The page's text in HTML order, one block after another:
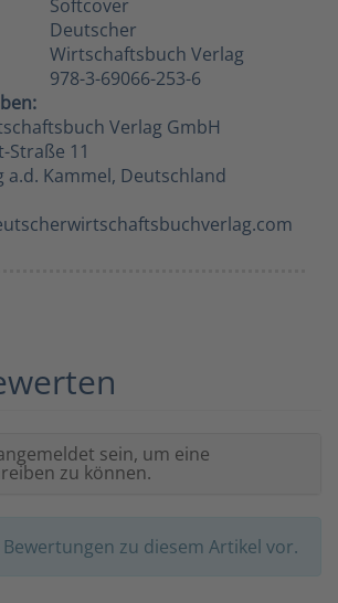
Softcover
Deutscher
Wirtschaftsbuch Verlag
978-3-69066-253-6
Verlag GmbH
Straße 11
a.d. Kammel, Deutschland
sein, um eine
zu können.
Bewertungen zu diesem Artikel vor.